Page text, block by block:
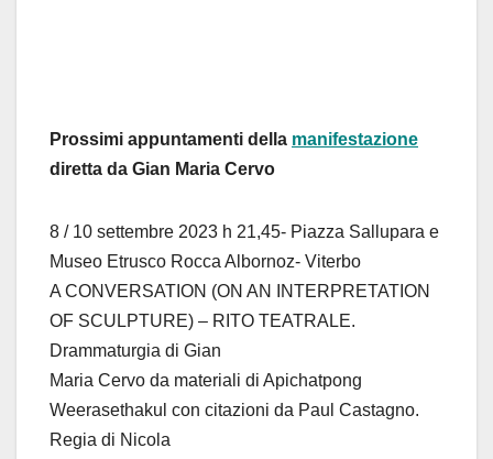
Prossimi appuntamenti della manifestazione
diretta da Gian Maria Cervo
8 / 10 settembre 2023 h 21,45- Piazza Sallupara e
Museo Etrusco Rocca Albornoz- Viterbo
A CONVERSATION (ON AN INTERPRETATION
OF SCULPTURE) – RITO TEATRALE.
Drammaturgia di Gian
Maria Cervo da materiali di Apichatpong
Weerasethakul con citazioni da Paul Castagno.
Regia di Nicola